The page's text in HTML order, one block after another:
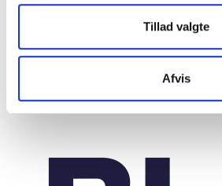
Tillad valgte
Afvis